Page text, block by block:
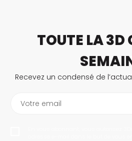
TOUTE LA 3D
Recevez un condensé de
Votre email